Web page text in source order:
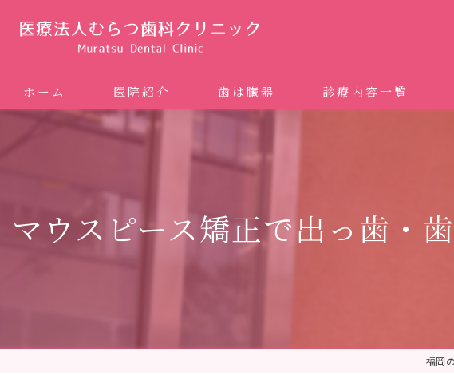
ホーム 医院紹介 歯は臓器 診療内容一覧
矯正歯科 (インビザライ
ホワイトニング
予防歯科 (メンテナンス)
マウスピース矯正で出っ歯・
福岡